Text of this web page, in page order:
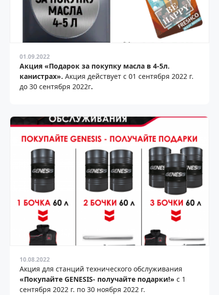
01.09.2022
Акция «Подарок за покупку масла в 4-5л.
канистрах». Акция действует с 01 сентября 2022 г.
до 30 сентября 2022г.
10.08.2022
Акция для станций технического обслуживания
«Покупайте GENESIS- получайте подарки!» с 1
сентября 2022 г. по 30 ноября 2022 г.